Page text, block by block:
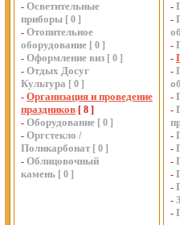
- Осветительные
приборы [ 0 ]
- Отопительное
оборудование [ 0 ]
- Оформление виз [ 0 ]
- Отдых Досуг
Культура [ 0 ]
- Организация и проведение
праздников [ 8 ]
- Оборудование [ 0 ]
- Оргстекло /
Поликарбонат [ 0 ]
- Облицовочный
камень [ 0 ]
-
-
-
-
-
-
-
-
-
-
-
-
-
-